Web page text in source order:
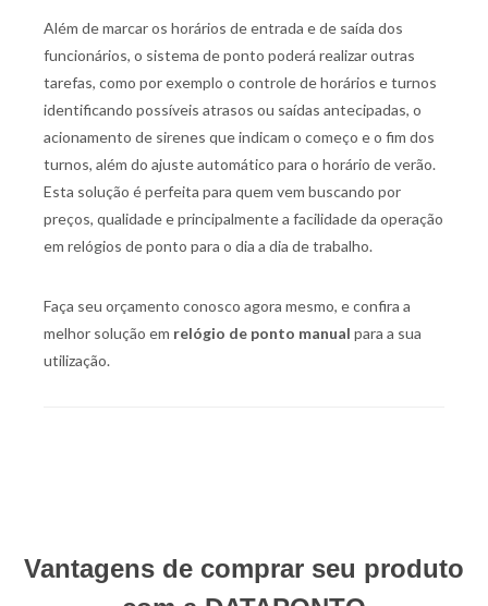
Além de marcar os horários de entrada e de saída dos
funcionários, o sistema de ponto poderá realizar outras
tarefas, como por exemplo o controle de horários e turnos
identificando possíveis atrasos ou saídas antecipadas, o
acionamento de sirenes que indicam o começo e o fim dos
turnos, além do ajuste automático para o horário de verão.
Esta solução é perfeita para quem vem buscando por
preços, qualidade e principalmente a facilidade da operação
em relógios de ponto para o dia a dia de trabalho.
Faça seu orçamento conosco agora mesmo, e confira a
melhor solução em relógio de ponto manual para a sua
utilização.
Vantagens de comprar seu produto